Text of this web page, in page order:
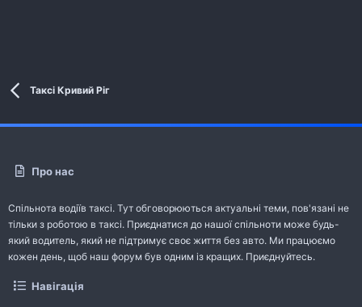
Таксі Кривий Ріг
Про нас
Спільнота водіїв таксі. Тут обговорюються актуальні теми, пов'язані не
тільки з роботою в таксі. Приєднатися до нашої спільноти може будь-
який водитель, який не підтримує своє життя без авто. Ми працюємо
кожен день, щоб наш форум був одним із кращих. Приєднуйтесь.
Навігація